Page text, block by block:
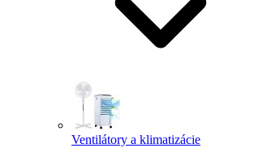
Ventilátory a klimatizácie